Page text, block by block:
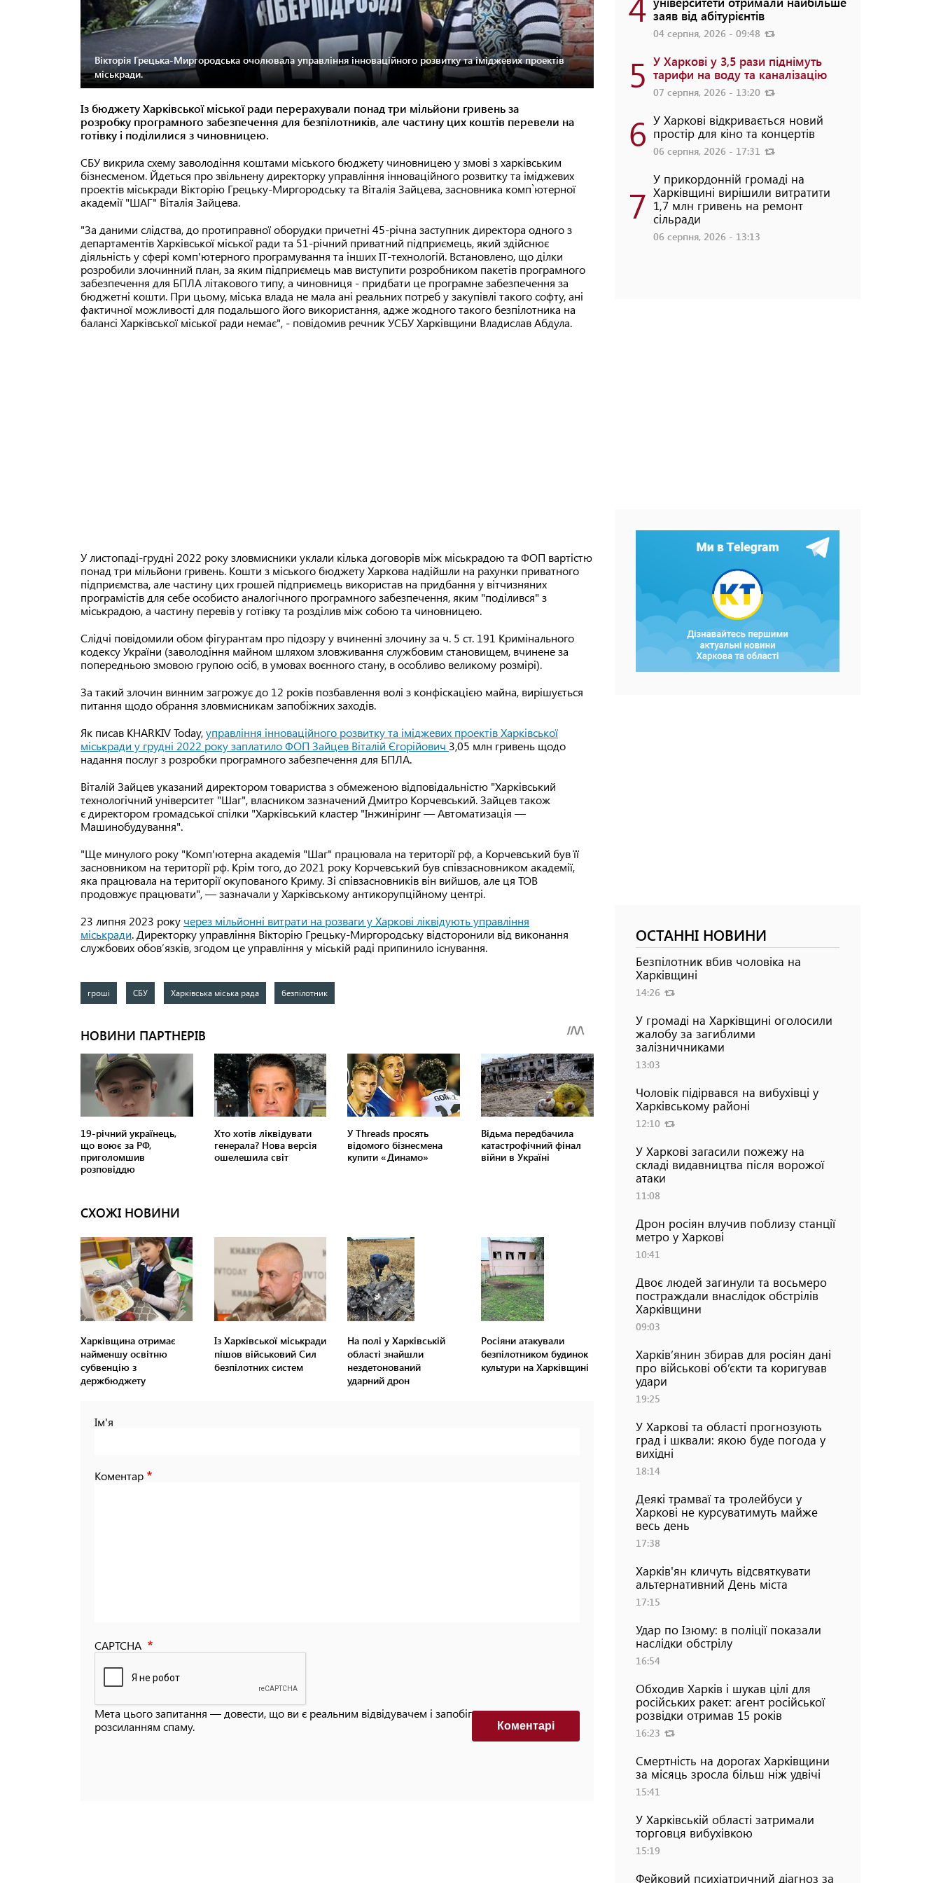
Вікторія Грецька-Миргородська очолювала управління інноваційного розвитку та іміджевих проектів
міськради.
Із бюджету Харківської міської ради перерахували понад три мільйони гривень за
розробку програмного забезпечення для безпілотників, але частину цих коштів перевели на
готівку і поділилися з чиновницею.
СБУ викрила схему заволодіння коштами міського бюджету чиновницею у змові з харківським
бізнесменом. Йдеться про звільнену директорку управління інноваційного розвитку та іміджевих
проектів міськради Вікторію Грецьку-Миргородську та Віталія Зайцева, засновника комп`ютерної
академії "ШАГ" Віталія Зайцева.
"За даними слідства, до протиправної оборудки причетні 45-річна заступник директора одного з
департаментів Харківської міської ради та 51-річний приватний підприємець, який здійснює
діяльність у сфері комп'ютерного програмування та інших ІТ-технологій. Встановлено, що ділки
розробили злочинний план, за яким підприємець мав виступити розробником пакетів програмного
забезпечення для БПЛА літакового типу, а чиновниця - придбати це програмне забезпечення за
бюджетні кошти. При цьому, міська влада не мала ані реальних потреб у закупівлі такого софту, ані
фактичної можливості для подальшого його використання, адже жодного такого безпілотника на
балансі Харківської міської ради немає", - повідомив речник УСБУ Харківщини Владислав Абдула.
У листопаді-грудні 2022 року зловмисники уклали кілька договорів між міськрадою та ФОП вартістю
понад три мільйони гривень. Кошти з міського бюджету Харкова надійшли на рахунки приватного
підприємства, але частину цих грошей підприємець використав на придбання у вітчизняних
програмістів для себе особисто аналогічного програмного забезпечення, яким "поділився" з
міськрадою, а частину перевів у готівку та розділив між собою та чиновницею.
Слідчі повідомили обом фігурантам про підозру у вчиненні злочину за ч. 5 ст. 191 Кримінального
кодексу України (заволодіння майном шляхом зловживання службовим становищем, вчинене за
попередньою змовою групою осіб, в умовах воєнного стану, в особливо великому розмірі).
За такий злочин винним загрожує до 12 років позбавлення волі з конфіскацією майна, вирішується
питання щодо обрання зловмисникам запобіжних заходів.
Як писав KHARKIV Today,управління інноваційного розвитку та іміджевих проектів Харківської
міськради у грудні 2022 року заплатило ФОП Зайцев Віталій Єгорійович 3,05 млн гривень щодо
надання послуг з розробки програмного забезпечення для БПЛА.
Віталій Зайцев указаний директором товариства з обмеженою відповідальністю "Харківський
технологічний університет "Шаг", власником зазначений Дмитро Корчевський. Зайцев також
є директором громадської спілки "Харківський кластер "Інжиніринг — Автоматизація —
Машинобудування".
"Ще минулого року "Комп'ютерна академія "Шаг" працювала на території рф, а Корчевський був її
засновником на території рф. Крім того, до 2021 року Корчевський був співзасновником академії,
яка працювала на території окупованого Криму. Зі співзасновників він вийшов, але ця ТОВ
продовжує працювати", — зазначали у Харківському антикорупційному центрі.
23 липня 2023 року через мільйонні витрати на розваги у Харкові ліквідують управління
міськради. Директорку управління Вікторію Грецьку-Миргородську відсторонили від виконання
службових обов’язків, згодом це управління у міській раді припинило існування.
гроші СБУ Харківська міська рада безпілотник
СХОЖІ НОВИНИ
Харківщина отримає
найменшу освітню
субвенцію з
держбюджету
Із Харківської міськради
пішов військовий Сил
безпілотних систем
На полі у Харківській
області знайшли
нездетонований
ударний дрон
Росіяни атакували
безпілотником будинок
культури на Харківщині
Ім'я
Коментар
CAPTCHA
Мета цього запитання — довести, що ви є реальним відвідувачем і запобігти автоматизованим
розсиланням спаму.
Коментарi
заяв від абітурієнтів
04 серпня, 2026 - 09:48
5 У Харкові у 3,5 рази піднімуть
тарифи на воду та каналізацію
07 серпня, 2026 - 13:20
6 У Харкові відкривається новий
простір для кіно та концертів
06 серпня, 2026 - 17:31
7
У прикордонній громаді на
Харківщині вирішили витратити
1,7 млн гривень на ремонт
сільради
06 серпня, 2026 - 13:13
ОСТАННІ НОВИНИ
Безпілотник вбив чоловіка на
Харківщині
14:26
У громаді на Харківщині оголосили
жалобу за загиблими
залізничниками
13:03
Чоловік підірвався на вибухівці у
Харківському районі
12:10
У Харкові загасили пожежу на
складі видавництва після ворожої
атаки
11:08
Дрон росіян влучив поблизу станції
метро у Харкові
10:41
Двоє людей загинули та восьмеро
постраждали внаслідок обстрілів
Харківщини
09:03
Харків’янин збирав для росіян дані
про військові об’єкти та коригував
удари
19:25
У Харкові та області прогнозують
град і шквали: якою буде погода у
вихідні
18:14
Деякі трамваї та тролейбуси у
Харкові не курсуватимуть майже
весь день
17:38
Харків'ян кличуть відсвяткувати
альтернативний День міста
17:15
Удар по Ізюму: в поліції показали
наслідки обстрілу
16:54
Обходив Харків і шукав цілі для
російських ракет: агент російської
розвідки отримав 15 років
16:23
Смертність на дорогах Харківщини
за місяць зросла більш ніж удвічі
15:41
У Харківській області затримали
торговця вибухівкою
15:19
Фейковий психіатричний діагноз за